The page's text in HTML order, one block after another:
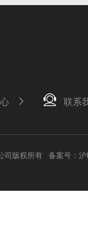
联系
司版权所有 备案号：